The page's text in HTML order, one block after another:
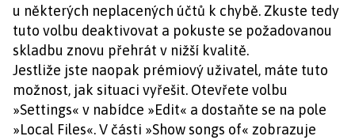
u některých neplacených účtů k chybě. Zkuste tedy
tuto volbu deaktivovat a pokuste se požadovanou
skladbu znovu přehrát v nižší kvalitě.
Jestliže jste naopak prémiový uživatel, máte tuto
možnost, jak situaci vyřešit. Otevřete volbu
»Settings« v nabídce »Edit« a dostaňte se na pole
»Local Files«. V části »Show songs of« zobrazuje